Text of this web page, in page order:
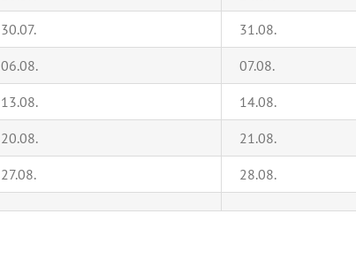
30.07. 31.08.
06.08. 07.08.
13.08. 14.08.
20.08. 21.08.
27.08. 28.08.